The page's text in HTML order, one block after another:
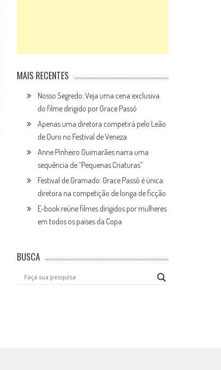
MAIS RECENTES
Nosso Segredo: Veja uma cena exclusiva
do filme dirigido por Grace Passô
Apenas uma diretora competirá pelo Leão
de Ouro no Festival de Veneza
Anne Pinheiro Guimarães narra uma
sequência de “Pequenas Criaturas”
Festival de Gramado: Grace Passô é única
diretora na competição de longa de ficção
E-book reúne filmes dirigidos por mulheres
em todos os países da Copa
BUSCA